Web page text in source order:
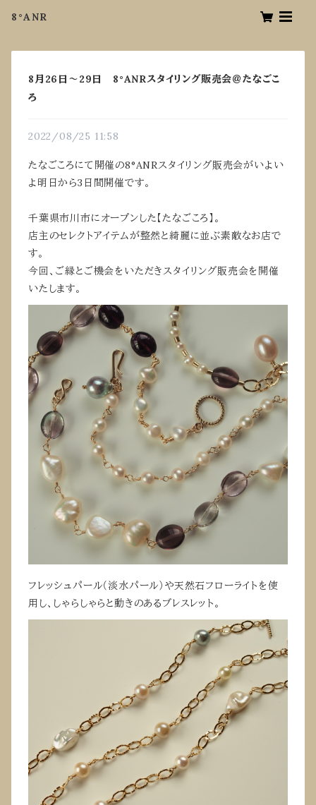
8°ANR
8月26日〜29日 8°ANRスタイリング販売会＠たなごこ
ろ
2022/08/25 11:58
たなごころにて開催の8°ANRスタイリング販売会がいよい
よ明日から3日間開催です。
千葉県市川市にオープンした【たなごころ】。
店主のセレクトアイテムが整然と綺麗に並ぶ素敵なお店で
す。
今回、ご縁とご機会をいただきスタイリング販売会を開催
いたします。
フレッシュパール（淡水パール）や天然石フローライトを使
用し、しゃらしゃらと動きのあるブレスレット。